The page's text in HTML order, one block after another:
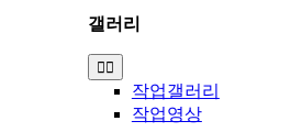
갤러리
Toggle
Navigation
작업갤러리
작업영상